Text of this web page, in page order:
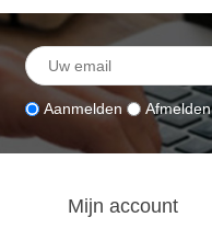
Aanmelden Afmelden
Mijn account